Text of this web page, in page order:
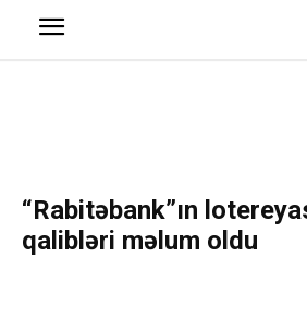
“Rabitəbank”ın
qalibləri məlum oldu